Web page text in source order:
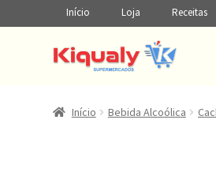
Início Loja Receitas
Início Bebida Alcoólica